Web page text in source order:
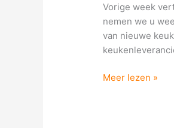
Vorige week
nemen we u
van nieuwe
van
dienst
zijn?
Meer lezen »